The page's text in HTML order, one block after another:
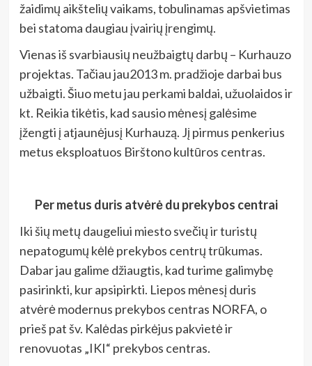
žaidimų aikštelių vaikams, tobulinamas apšvietimas
bei statoma daugiau įvairių įrengimų.
Vienas iš svarbiausių neužbaigtų darbų – Kurhauzo
projektas. Tačiau jau2013 m. pradžioje darbai bus
užbaigti. Šiuo metu jau perkami baldai, užuolaidos ir
kt. Reikia tikėtis, kad sausio mėnesį galėsime
įžengti į atjaunėjusį Kurhauzą. Jį pirmus penkerius
metus eksploatuos Birštono kultūros centras.
Per metus duris atvėrė du prekybos centrai
Iki šių metų daugeliui miesto svečių ir turistų
nepatogumų kėlė prekybos centrų trūkumas.
Dabar jau galime džiaugtis, kad turime galimybę
pasirinkti, kur apsipirkti. Liepos mėnesį duris
atvėrė modernus prekybos centras NORFA, o
prieš pat šv. Kalėdas pirkėjus pakvietė ir
renovuotas „IKI“ prekybos centras.